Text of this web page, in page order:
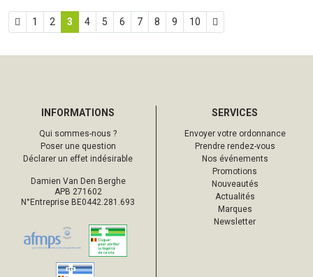
1 2 3 4 5 6 7 8 9 10
INFORMATIONS
Qui sommes-nous ?
Poser une question
Déclarer un effet indésirable
Damien Van Den Berghe
APB 271602
N°Entreprise BE0442.281.693
SERVICES
Envoyer votre ordonnance
Prendre rendez-vous
Nos événements
Promotions
Nouveautés
Actualités
Marques
Newsletter